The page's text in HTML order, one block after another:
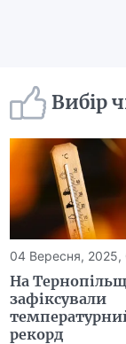
Вибір
04 Вересня, 2025,
На
зафіксували
рекорд